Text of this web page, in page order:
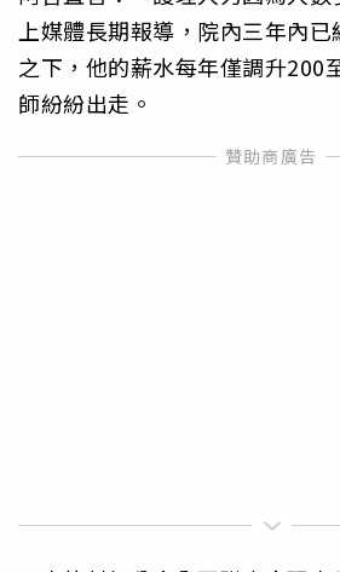
上媒體長期報導，院內三年內
之下，他的薪水每年僅調升200
師紛紛出走。